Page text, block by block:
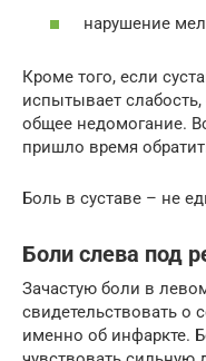
нарушение
Кроме того, если
испытывает
общее недомогание.
пришло время
Боль в суставе – не
Боли слева под
Зачастую боли в
свидетельствовать о
именно об инфаркте.